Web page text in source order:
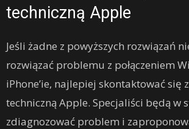
techniczną Apple
Jeśli żadne z powyższych rozwiązań
rozwiązać problemu z połączeniem
iPhone’ie, najlepiej skontaktować się
techniczną Apple. Specjaliści będą w
zdiagnozować problem i